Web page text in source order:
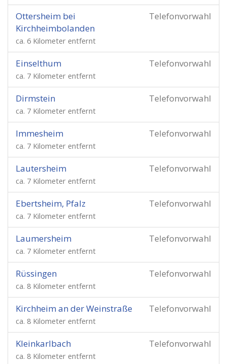
Telefonvorwahl
Ottersheim bei
Kirchheimbolanden
ca. 6 Kilometer entfernt
Telefonvorwahl
Einselthum
ca. 7 Kilometer entfernt
Telefonvorwahl
Dirmstein
ca. 7 Kilometer entfernt
Telefonvorwahl
Immesheim
ca. 7 Kilometer entfernt
Telefonvorwahl
Lautersheim
ca. 7 Kilometer entfernt
Telefonvorwahl
Ebertsheim, Pfalz
ca. 7 Kilometer entfernt
Telefonvorwahl
Laumersheim
ca. 7 Kilometer entfernt
Telefonvorwahl
Rüssingen
ca. 8 Kilometer entfernt
Telefonvorwahl
Kirchheim an der Weinstraße
ca. 8 Kilometer entfernt
Telefonvorwahl
Kleinkarlbach
ca. 8 Kilometer entfernt